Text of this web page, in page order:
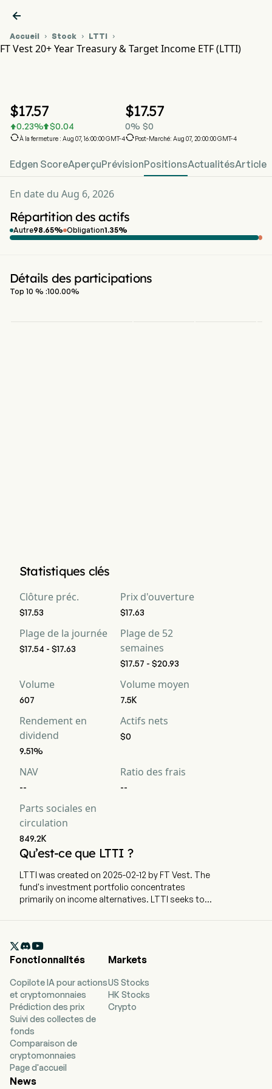

Accueil  Stock  LTTI 
FT Vest 20+ Year Treasury & Target Income ETF (LTTI)
$17.57
0.23% $0.04
À la fermeture : Aug 07, 16:00:00 GMT-4
$17.57
0% $0
Post-Marché: Aug 07, 20:00:00 GMT-4
Edgen ScoreAperçuPrévisionPositionsActualitésArticle
En date du Aug 6, 2026
Répartition des actifs
Autre98.65% Obligation1.35%
Détails des participations
Top 10 % :100.00%
Statistiques clés
Clôture préc.
$17.53
Prix d'ouverture
$17.63
Plage de la journée
$17.54 - $17.63
Plage de 52
semaines
$17.57 - $20.93
Volume
607
Volume moyen
7.5K
Rendement en
dividend
9.51%
Actifs nets
$0
NAV
--
Ratio des frais
--
Parts sociales en
circulation
849.2K
Qu’est-ce que LTTI ?
LTTI was created on 2025-02-12 by FT Vest. The
fund's investment portfolio concentrates
primarily on income alternatives. LTTI seeks to
targets an annual income level of 5% higher than
the underlying ETFs annual income yield.

Fonctionnalités
Copilote IA pour actions
et cryptomonnaies
Prédiction des prix
Suivi des collectes de
fonds
Comparaison de
cryptomonnaies
Page d'accueil
Markets
US Stocks
HK Stocks
Crypto
News